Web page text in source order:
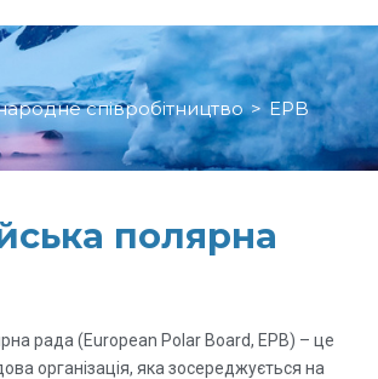
співробітництво > EPB
полярна
рада (European Polar Board, EPB) – це
організація, яка зосереджується на